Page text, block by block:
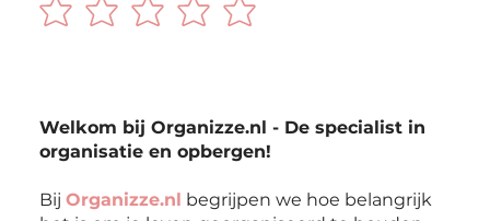
Welkom bij Organizze.nl - De specialist in
organisatie en opbergen!
Bij Organizze.nl begrijpen we hoe belangrijk